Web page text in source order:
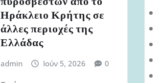
Ηράκλειο Κρήτης σε
άλλες περιοχές της
Ελλάδας
admin Ιούν 5, 2026 0